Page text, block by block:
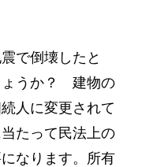
で倒壊したと
ょうか？ 建物の
人に変更されて
たって民法上の
なります。所有